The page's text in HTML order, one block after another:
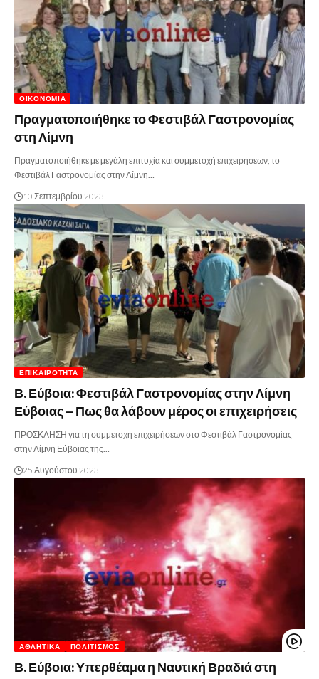
ΟΙΚΟΝΟΜΊΑ
Πραγματοποιήθηκε το Φεστιβάλ Γαστρονομίας
στη Λίμνη
Πραγματοποιήθηκε με μεγάλη επιτυχία και συμμετοχή επιχειρήσεων, το
Φεστιβάλ Γαστρονομίας στην Λίμνη…
10 Σεπτεμβρίου 2023
ΕΠΙΚΑΙΡΌΤΗΤΑ
Β. Εύβοια: Φεστιβάλ Γαστρονομίας στην Λίμνη
Εύβοιας – Πως θα λάβουν μέρος οι επιχειρήσεις
ΠΡΟΣΚΛΗΣΗ για τη συμμετοχή επιχειρήσεων στο Φεστιβάλ Γαστρονομίας
στην Λίμνη Εύβοιας της…
25 Αυγούστου 2023
ΑΘΛΗΤΙΚΆ ΠΟΛΙΤΙΣΜΌΣ
Β. Εύβοια: Υπερθέαμα η Ναυτική Βραδιά στη